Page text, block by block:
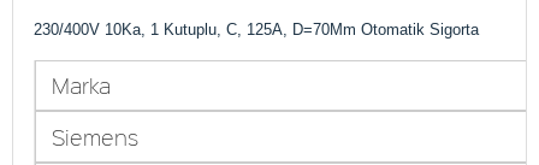
230/400V 10Ka, 1 Kutuplu, C, 125A, D=70Mm Otomatik Sigorta
Marka
Siemens